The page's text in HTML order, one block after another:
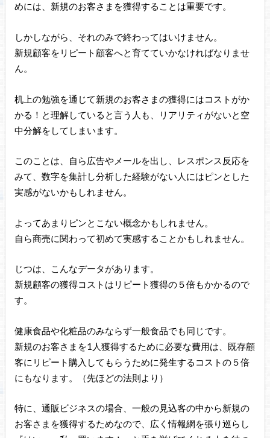
めには、新規のお客さまを獲得することは重要です。
しかしながら、それのみで終わってはいけません。
新規顧客をリピート顧客へと育てていかなければなりませ
ん。
机上の勉強を通じて新規のお客さまの獲得にはコストがか
かる！と理解していると言う人も、リアリティがないと空
中分解をしてしまいます。
このことは、自ら広告やメールを出し、レスポンス反応を
みて、数字を集計し分析した経験がない人にはピンとした
実感がないかもしれません。
よってあまりピンとこない概念かもしれません。
自ら商売に関わって初めて実感することかもしれません。
じつは、こんなデータがあります。
新規顧客の獲得コストはリピート獲得の５倍もかかるので
す。
健康食品や化粧品のみならず一般食品でも同じです。
新規のお客さまを1人獲得するために必要な費用は、既存顧
客にリピート購入してもらうために発生するコストの５倍
にもなります。（先ほどの法則より）
特に、通販ビジネスの場合、一般の見込客の中から新規の
お客さまを獲得するためなので、広く情報網を張り巡らし